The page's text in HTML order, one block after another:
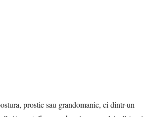
prostie sau grandomanie, ci dintr-un